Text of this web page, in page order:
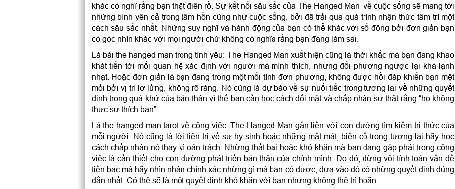
khác có nghĩ rằng bạn thật điên rồ. Sự kết nối sâu sắc của The Hanged Man về cuộc sống sẽ mang tới
những bình yên cả trong tâm hồn cũng như cuộc sống, bởi đã trải qua quá trình nhận thức tâm trí một
cách sâu sắc nhất. Những suy nghĩ và hành động của bạn có thể khác với số đông bởi đơn giản bạn
có góc nhìn khác với mọi người chứ không có nghĩa rằng bạn đang làm sai.
Lá bài the hanged man trong tình yêu: The Hanged Man xuất hiện cũng là thời khắc mà bạn đang khao
khát tiến tới mối quan hệ xác định với người mà mình thích, nhưng đối phương ngược lại khá lạnh
nhạt. Hoặc đơn giản là bạn đang trong một mối tình đơn phương, không được hồi đáp khiến bạn mệt
mỏi bởi vị trí lơ lửng, không rõ ràng. Nó cũng là dự báo về sự nuối tiếc trong tương lai về những quyết
định trong quá khứ của bản thân vì thế bạn cần học cách đối mặt và chấp nhận sự thật rằng “họ không
thực sự thích bạn”.
Lá the hanged man tarot về công việc: The Hanged Man gắn liền với con đường tìm kiếm tri thức của
mỗi người. Nó cũng là lời tiên tri về sự hy sinh hoặc những mất mát, biến cố trong tương lai hãy học
cách chấp nhận nó thay vì oán trách. Những thất bại hoặc khó khăn mà bạn đang gặp phải trong công
việc là cần thiết cho con đường phát triển bản thân của chính mình. Do đó, đừng vội tính toán vấn đề
tiền bạc mà hãy nhìn nhận chính xác những gì mà bạn có được, dựa vào đó có những quyết định đúng
đắn nhất. Có thể sẽ là một quyết định khó khăn với bạn nhưng không thể trì hoãn.